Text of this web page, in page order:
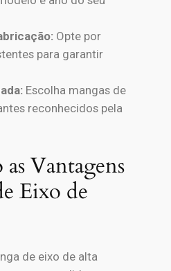
Opte por
para garantir
Escolha mangas de
reconhecidos pela
Vantagens
Eixo de
de eixo de alta